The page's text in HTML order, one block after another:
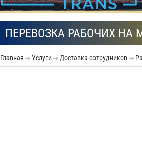
ПЕРЕВОЗКА РАБОЧИХ НА
Главная Услуги Доставка сотрудников